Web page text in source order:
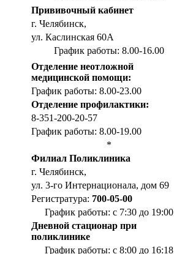
Прививочный кабинет
г. Челябинск,
ул. Каслинская 60А
График работы: 8.00-16.00
Отделение неотложной
медицинской помощи:
График работы: 8.00-23.00
Отделение профилактики:
8-351-200-20-57
График работы: 8.00-19.00
*
Филиал Поликлиника
г. Челябинск,
ул. 3-го Интернационала, дом 69
Регистратура: 700-05-00
График работы: с 7:30 до 19:00
Дневной стационар при
поликлинике
График работы: с 8:00 до 16:18